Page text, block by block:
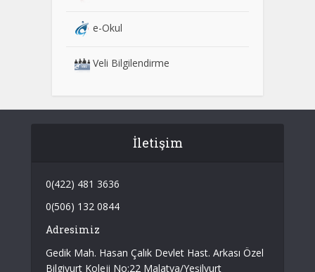
e-Okul
Veli Bilgilendirme
İletişim
0(422) 481 3636
0(506) 132 0844
Adresimiz
Gedik Mah. Hasan Çalık Devlet Hast. Arkası Özel
Bilgiyurt Koleji No:22 Malatya/Yeşilyurt